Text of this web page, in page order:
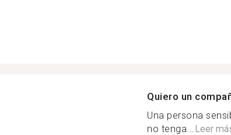
Quiero un
Una persona
no tenga...Leer